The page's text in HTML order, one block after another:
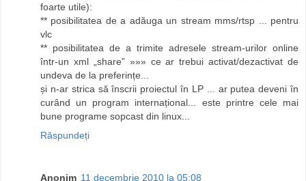
foarte utile):
** posibilitatea de a adăuga un stream mms/rtsp ... pentru
vlc
** posibilitatea de a trimite adresele stream-urilor online
într-un xml „share” »»» ce ar trebui activat/dezactivat de
undeva de la preferințe...
și n-ar strica să înscrii proiectul în LP ... ar putea deveni în
curând un program internațional... este printre cele mai
bune programe sopcast din linux...
Răspundeți
Anonim 11 decembrie 2010 la 05:08